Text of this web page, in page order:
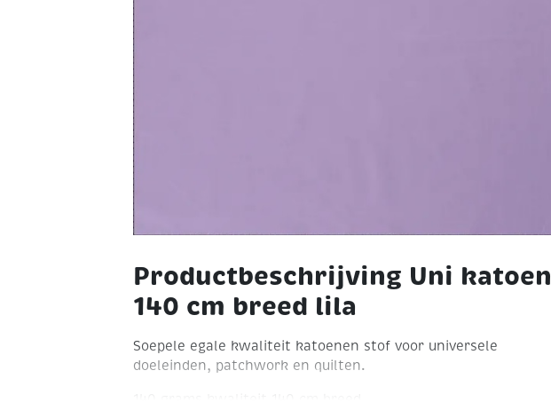
Productbeschrijving Uni katoen
140 cm breed lila
Soepele egale kwaliteit katoenen stof voor universele
doeleinden, patchwork en quilten.